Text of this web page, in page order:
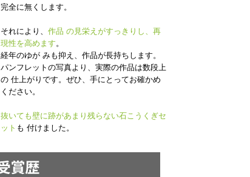
完全に無くします。
それにより、 作品 の見栄えがすっきりし、再
現性を高めます。
経年のゆが みも抑え、作品が長持ちします。
パンフレットの写真より、実際の作品は数段上
の 仕上がりです。ぜひ、手にとってお確かめ
ください。
抜いても壁に跡があまり残らない石こうくぎセ
ット も 付けました。